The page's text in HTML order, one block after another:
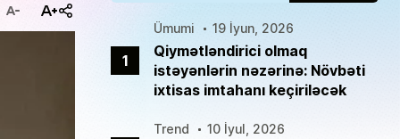
1
Ümumi 19 İyun, 2026
Qiymətləndirici olmaq
istəyənlərin nəzərinə: Növbəti
ixtisas imtahanı keçiriləcək
Trend 10 İyul, 2026